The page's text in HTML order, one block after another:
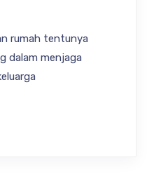
rumah tentunya
dalam menjaga